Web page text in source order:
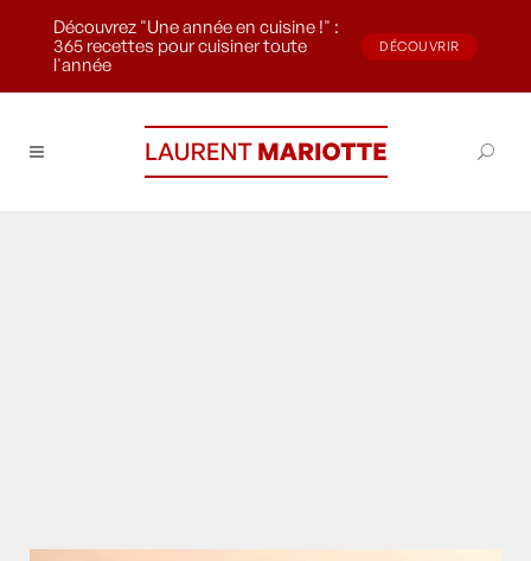
Découvrez "Une année en cuisine !" :
365 recettes pour cuisiner toute
l'année
DÉCOUVRIR